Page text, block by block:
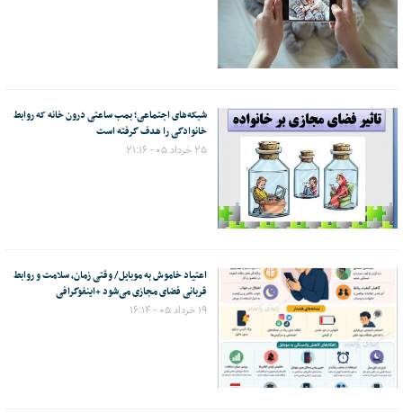
شبکه‌های اجتماعی؛ بمب ساعتی درون خانه که روابط
خانوادگی را هدف گرفته است
۲۵ خرداد ۰۵ - ۲۱:۱۶
اعتیاد خاموش به موبایل/ وقتی زمان، سلامت و روابط
قربانی فضای مجازی می‌شود +اینفوگرافی
۱۹ خرداد ۰۵ - ۱۶:۱۴